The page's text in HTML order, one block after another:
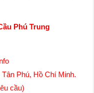
Phú Trung
Phú, Hồ Chí Minh.
cầu)